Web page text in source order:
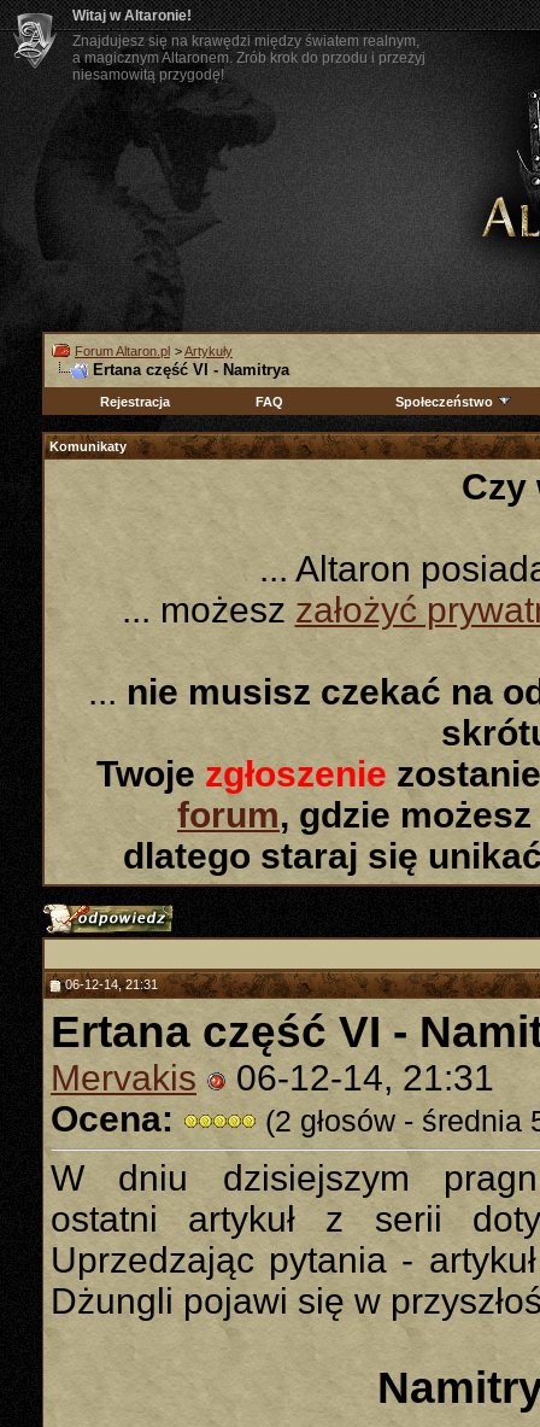
Witaj w Altaronie!
Znajdujesz się na krawędzi między światem realnym,
a magicznym Altaronem. Zrób krok do przodu i przeżyj
niesamowitą przygodę!
Forum Altaron.pl >Artykuły
Ertana część VI - Namitrya
Rejestracja FAQ Społeczeństwo
Komunikaty
Czy
... Altaron
... możeszzałożyć
... nie musisz czekać na
Twoje zgłoszenie
forum, gdzie
dlatego staraj się
06-12-14, 21:31
Ertana część VI -
Mervakis
06-12-14, 21:31
Ocena:
(2 głosów - średnia
W dniu dzisiejszym
ostatni artykuł z serii
Uprzedzając pytania -
Dżungli pojawi się w